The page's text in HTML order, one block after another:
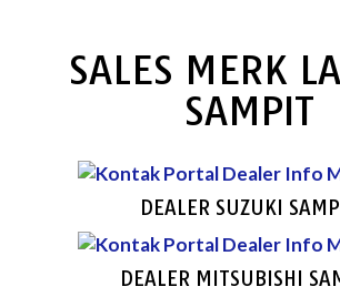
SALES MERK
SAMPIT
DEALER SUZUKI
DEALER MITSUBISHI